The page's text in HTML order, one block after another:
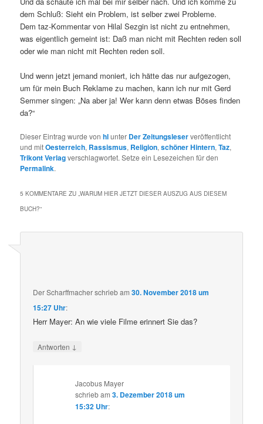
dem Schluß: Sieht ein Problem, ist selber zwei Probleme.
Dem taz-Kommentar von Hilal Sezgin ist nicht zu entnehmen,
was eigentlich gemeint ist: Daß man nicht mit Rechten reden soll
oder wie man nicht mit Rechten reden soll.
Und wenn jetzt jemand moniert, ich hätte das nur aufgezogen,
um für mein Buch Reklame zu machen, kann ich nur mit Gerd
Semmer singen: „Na aber ja! Wer kann denn etwas Böses finden
da?“
Dieser Eintrag wurde vonhlunter Der Zeitungsleserveröffentlicht
und mitOesterreich, Rassismus, Religion,schöner Hintern,Taz,
Trikont Verlagverschlagwortet. Setze ein Lesezeichen für den
Permalink.
5 KOMMENTARE ZU „WARUM HIER JETZT DIESER AUSZUG AUS DIESEM
BUCH?“
Der Scharffmacherschriebam30. November 2018 um
15:27 Uhr:
Herr Mayer: An wie viele Filme erinnert Sie das?
Antworten ↓
Jacobus Mayer
schriebam3. Dezember 2018 um
15:32 Uhr: